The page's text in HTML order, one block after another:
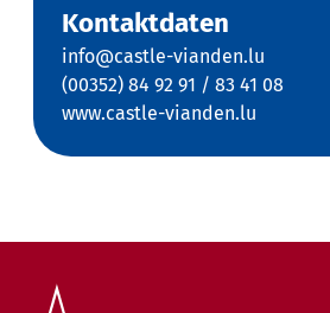
Kontaktdaten
info@castle-vianden.lu
(00352) 84 92 91 / 83 41 08
www.castle-vianden.lu